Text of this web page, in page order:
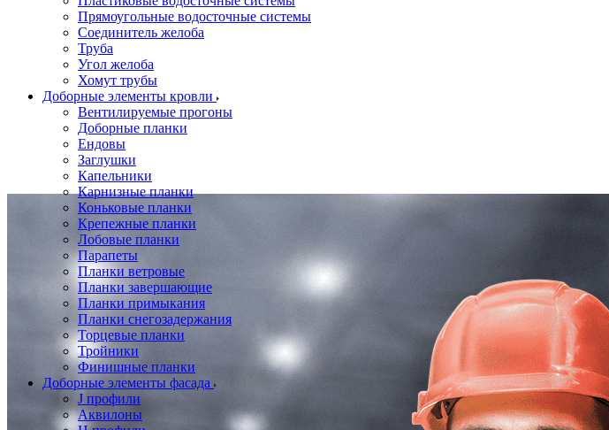
Прямоугольные водосточные системы
Соединитель желоба
Труба
Угол желоба
Хомут трубы
Доборные элементы кровли
Вентилируемые прогоны
Доборные планки
Ендовы
Заглушки
Капельники
Карнизные планки
Коньковые планки
Крепежные планки
Лобовые планки
Парапеты
Планки ветровые
Планки завершающие
Планки примыкания
Планки снегозадержания
Торцевые планки
Тройники
Финишные планки
Доборные элементы фасада
J профили
Аквилоны